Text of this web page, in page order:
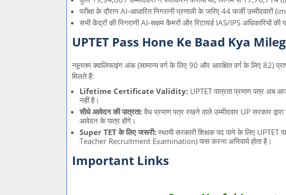
परीक्षा के दौरान AI-आधारित निगरानी प्रणाली के जरिए 44 फर्जी
सभी केंद्रों की निगरानी AI-सक्षम कैमरों और रिटायर्ड IAS/IPS अधिकारियों की
UPTET Pass Hone Ke Baad Kya
न्यूनतम क्वालिफाइंग अंक (सामान्य वर्ग के लिए 90 और आरक्षित वर्ग के लिए 82)
मिलते हैं:
Lifetime Certificate Validity: UPTET पात्रता प्रमाण पत्र अब
नहीं है।
सीधे आवेदन की पात्रता: वैध प्रमाण पत्र रखने वाले उम्मीदवार UP सरकार द्वारा
आवेदन के पात्र होंगे।
Super TET के लिए जरूरी: स्थायी सरकारी शिक्षक पद पाने के लिए
Teacher Recruitment Examination) पास करना अनिवार्य होता है।
Important Links